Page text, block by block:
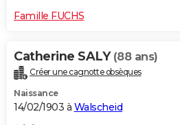
Famille FUCHS
Catherine SALY (88 ans)
Créer une cagnotte obsèques
Naissance
14/02/1903 à Walscheid